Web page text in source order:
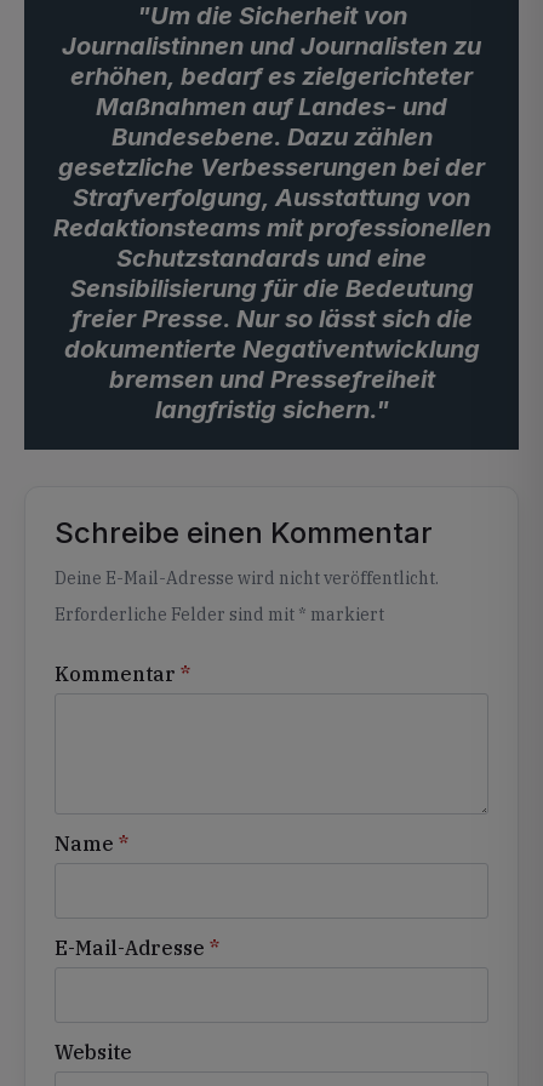
"Um die Sicherheit von
Journalistinnen und Journalisten zu
erhöhen, bedarf es zielgerichteter
Maßnahmen auf Landes- und
Bundesebene. Dazu zählen
gesetzliche Verbesserungen bei der
Strafverfolgung, Ausstattung von
Redaktionsteams mit professionellen
Schutzstandards und eine
Sensibilisierung für die Bedeutung
freier Presse. Nur so lässt sich die
dokumentierte Negativentwicklung
bremsen und Pressefreiheit
langfristig sichern."
Schreibe einen Kommentar
Deine E-Mail-Adresse wird nicht veröffentlicht.
Erforderliche Felder sind mit * markiert
Kommentar *
Name *
E-Mail-Adresse *
Website
Alternative: